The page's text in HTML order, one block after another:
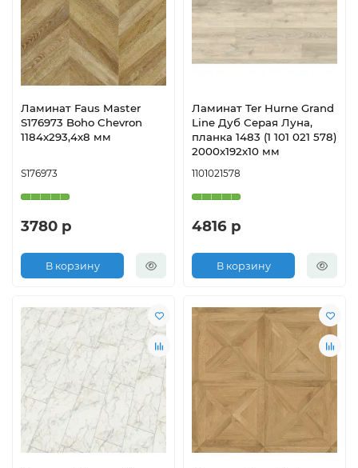
Ламинат Faus Master
S176973 Boho Chevron
1184х293,4х8 мм
S176973
3780 р
В корзину
Ламинат Ter Hurne Grand
Line Дуб Серая Луна,
планка 1483 (1 101 021 578)
2000х192х10 мм
1101021578
4816 р
В корзину